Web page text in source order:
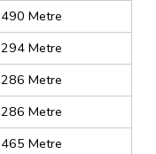
490 Metre
294 Metre
286 Metre
286 Metre
465 Metre